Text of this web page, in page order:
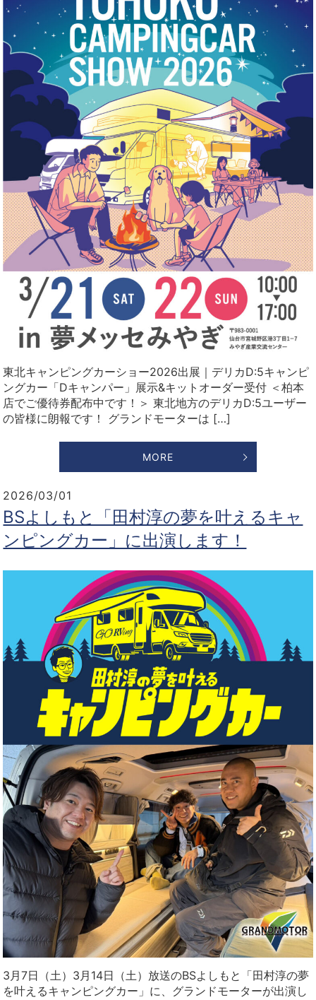
東北キャンピングカーショー2026出展｜デリカD:5キャンピ
ングカー「Dキャンパー」展示&キットオーダー受付 ＜柏本
店でご優待券配布中です！＞ 東北地方のデリカD:5ユーザー
の皆様に朗報です！ グランドモーターは […]
MORE
2026/03/01
BSよしもと「田村淳の夢を叶えるキャ
ンピングカー」に出演します！
3月7日（土）3月14日（土）放送のBSよしもと「田村淳の夢
を叶えるキャンピングカー」に、グランドモーターが出演し